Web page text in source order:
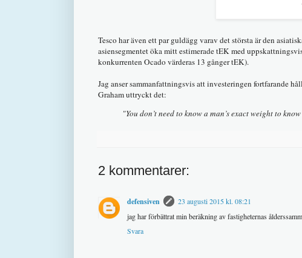
Tesco har även ett par guldägg varav det största är den
asiensegmentet öka mitt estimerade tEK med
konkurrenten Ocado värderas 13 gånger tEK).
Jag anser sammanfattningsvis att investeringen fortfarande
Graham uttryckt det:
"You don’t need to know a man’s exact weight to
2 kommentarer:
defensiven
23 augusti 2015 kl. 08:21
jag har förbättrat min beräkning av fastigheternas
Svara